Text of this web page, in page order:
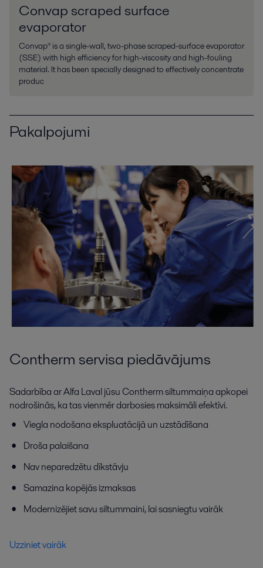
Convap scraped surface
evaporator
Convap® is a single-wall, two-phase scraped-surface evaporator
(SSE) with high efficiency for high-viscosity and high-fouling
material. It has been specially designed to effectively concentrate
produc
Pakalpojumi
Contherm servisa piedāvājums
Sadarbība ar Alfa Laval jūsu Contherm siltummaiņa apkopei
nodrošinās, ka tas vienmēr darbosies maksimāli efektīvi.
Viegla nodošana ekspluatācijā un uzstādīšana
Droša palaišana
Nav neparedzētu dīkstāvju
Samazina kopējās izmaksas
Modernizējiet savu siltummaini, lai sasniegtu vairāk
Uzziniet vairāk